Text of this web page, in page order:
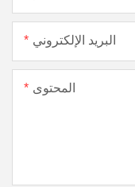
البريد الإلكتروني
المحتوى